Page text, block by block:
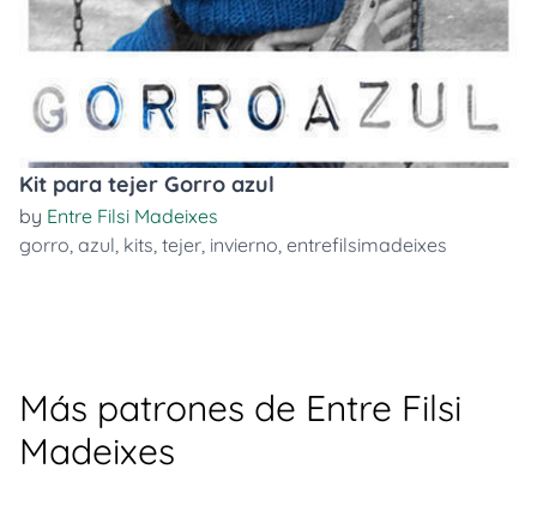
Kit para tejer Gorro azul
by Entre Filsi Madeixes
gorro, azul, kits, tejer, invierno, entrefilsimadeixes
Más patrones de Entre Filsi
Madeixes